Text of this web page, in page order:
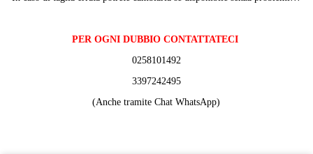
PER OGNI DUBBIO CONTATTATECI
0258101492
3397242495
(Anche tramite Chat WhatsApp)